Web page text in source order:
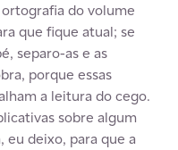
do volume
que fique atual; se
separo-as e as
porque essas
a leitura do cego.
sobre algum
eu deixo, para que a